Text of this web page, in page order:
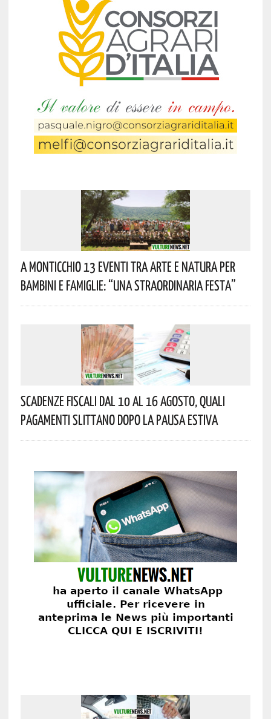
A Monticchio 13 Eventi Tra Arte E Natura Per
Bambini E Famiglie: “Una Straordinaria Festa”
Scadenze Fiscali Dal 10 Al 16 Agosto, Quali
Pagamenti Slittano Dopo La Pausa Estiva